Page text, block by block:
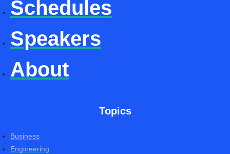
Schedules
Speakers
About
Topics
Business
Engineering